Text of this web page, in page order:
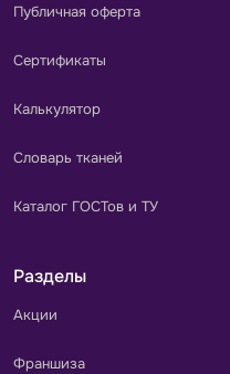
Публичная оферта
Сертификаты
Калькулятор
Словарь тканей
Каталог ГОСТов и ТУ
Разделы
Акции
Франшиза